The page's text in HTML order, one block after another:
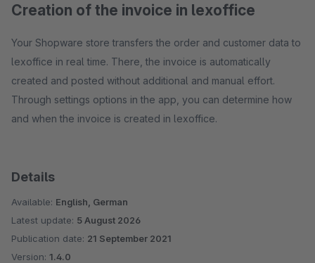
Creation of the invoice in lexoffice
Your Shopware store transfers the order and customer data to
lexoffice in real time. There, the invoice is automatically
created and posted without additional and manual effort.
Through settings options in the app, you can determine how
and when the invoice is created in lexoffice.
Details
Available: English, German
Latest update: 5 August 2026
Publication date: 21 September 2021
Version: 1.4.0